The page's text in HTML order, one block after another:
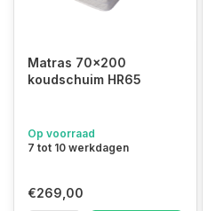
Matras 70x200
koudschuim HR65
Op voorraad
7 tot 10 werkdagen
€269,00